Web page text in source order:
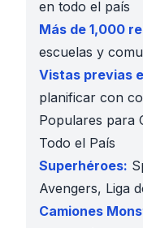
en todo el país
Más de 1,000
escuelas y
Vistas previas
planificar con
Populares para
Todo el País
Superhéroes:
Avengers, Liga
Camiones